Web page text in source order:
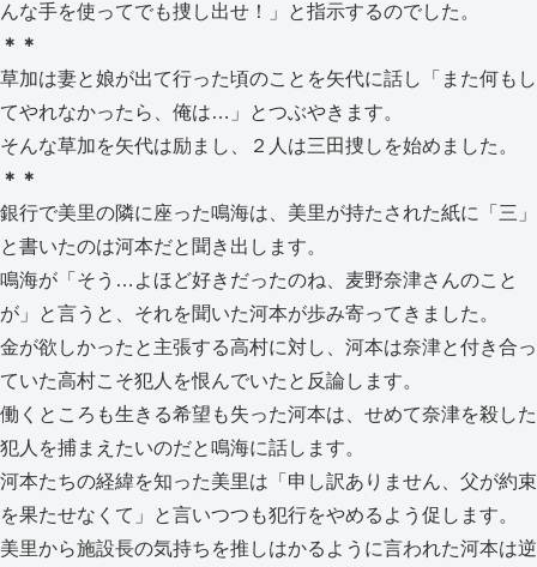
んな手を使ってでも捜し出せ！」と指示するのでした。
＊＊
草加は妻と娘が出て行った頃のことを矢代に話し「また何もし
てやれなかったら、俺は…」とつぶやきます。
そんな草加を矢代は励まし、２人は三田捜しを始めました。
＊＊
銀行で美里の隣に座った鳴海は、美里が持たされた紙に「三」
と書いたのは河本だと聞き出します。
鳴海が「そう…よほど好きだったのね、麦野奈津さんのこと
が」と言うと、それを聞いた河本が歩み寄ってきました。
金が欲しかったと主張する高村に対し、河本は奈津と付き合っ
ていた高村こそ犯人を恨んでいたと反論します。
働くところも生きる希望も失った河本は、せめて奈津を殺した
犯人を捕まえたいのだと鳴海に話します。
河本たちの経緯を知った美里は「申し訳ありません、父が約束
を果たせなくて」と言いつつも犯行をやめるよう促します。
美里から施設長の気持ちを推しはかるように言われた河本は逆